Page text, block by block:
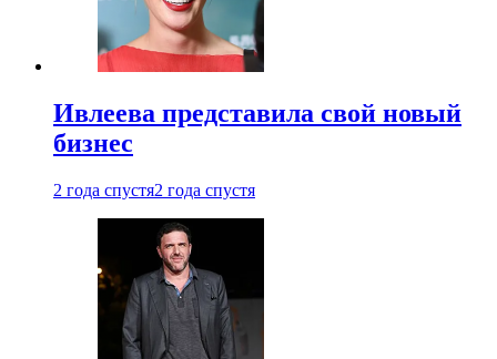
Ивлеева представила свой новый
бизнес
2 года спустя2 года спустя